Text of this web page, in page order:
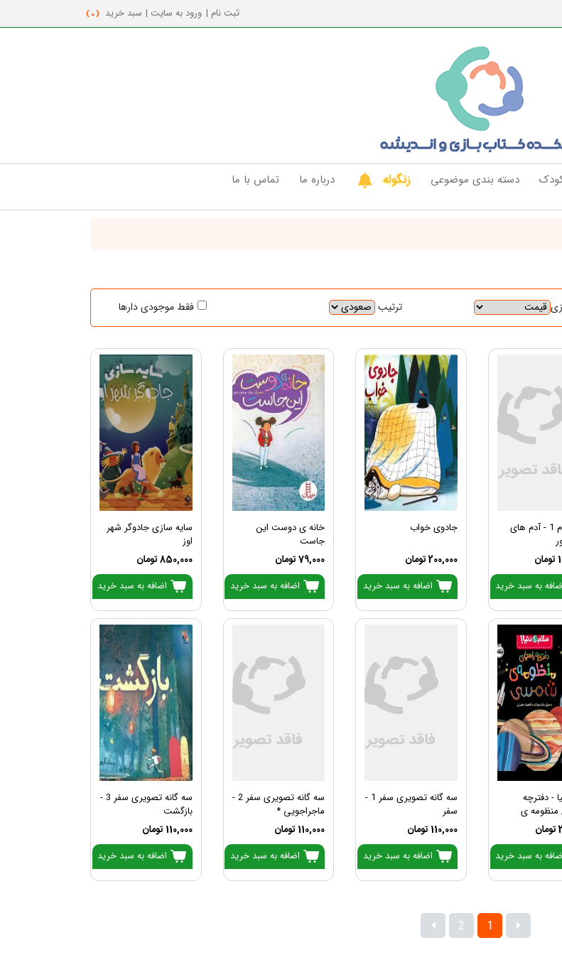
ثبت نام | ورود به سایت | سبد خرید ( 0 )
دسته بندی موضوعی زنگوله درباره ما تماس با ما
ترتیب فقط موجودی دارها
پارک آرام 1 - آدم های
به سبد خرید
جادوی خواب
200,000 تومان
اضافه به سبد خرید
خانه ی دوست این
جاست
79,000 تومان
اضافه به سبد خرید
سایه سازی جادوگر شهر
اوز
850,000 تومان
اضافه به سبد خرید
- دفترچه
منظومه ی
به سبد خرید
سه گانه تصویری سفر 1 -
سفر
110,000 تومان
اضافه به سبد خرید
سه گانه تصویری سفر 2 -
ماجراجویی *
110,000 تومان
اضافه به سبد خرید
سه گانه تصویری سفر 3 -
بازگشت
110,000 تومان
اضافه به سبد خرید
1
2